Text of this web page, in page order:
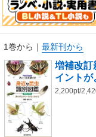
撮影した生態写真をもと
すく説明しています。 自
しました。
1巻から ｜ 最新刊から
増補改訂
イントが
2,200pt/